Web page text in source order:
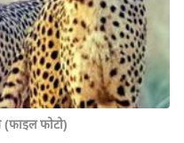
(फाइल फोटो)